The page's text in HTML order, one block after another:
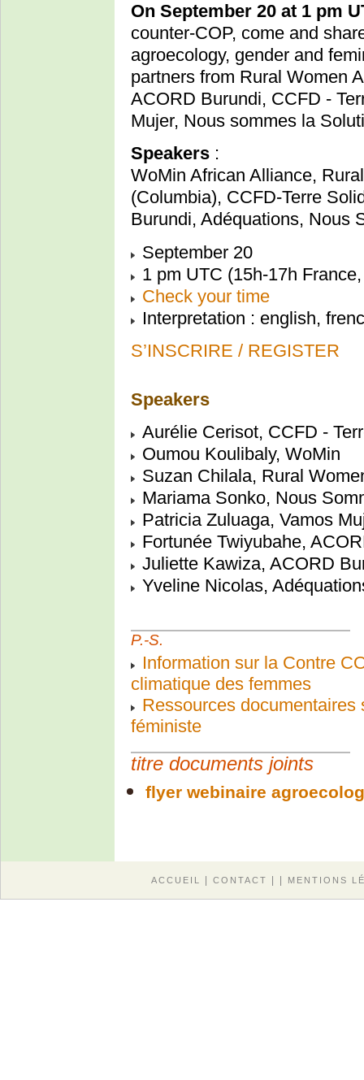
On September 20 at 1 pm
counter-COP, come and
agroecology, gender and
partners from Rural Women
ACORD Burundi, CCFD -
Mujer, Nous sommes la
Speakers :
WoMin African Alliance,
(Columbia), CCFD-Terre
Burundi, Adéquations, Nous
September 20
1 pm UTC (15h-17h
Check your time
Interpretation : english,
S’INSCRIRE / REGISTER
Speakers
Aurélie Cerisot, CCFD -
Oumou Koulibaly, WoMin
Suzan Chilala, Rural
Mariama Sonko, Nous
Patricia Zuluaga, Vamos
Fortunée Twiyubahe,
Juliette Kawiza, ACORD
Yveline Nicolas,
P.-S.
Information sur la Contre
climatique des femmes
Ressources documentaires
féministe
titre documents joints
flyer webinaire
ACCUEIL CONTACT MENTIONS